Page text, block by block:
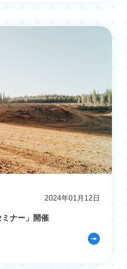
2024年01月12日
ミナー」開催